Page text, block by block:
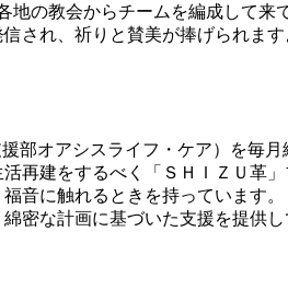
の教会からチームを編成して
され、祈りと賛美が捧げられま
部オアシスライフ・ケア）を毎
再建をするべく「ＳＨＩＺＵ革
に触れるときを持っています
な計画に基づいた支援を提供